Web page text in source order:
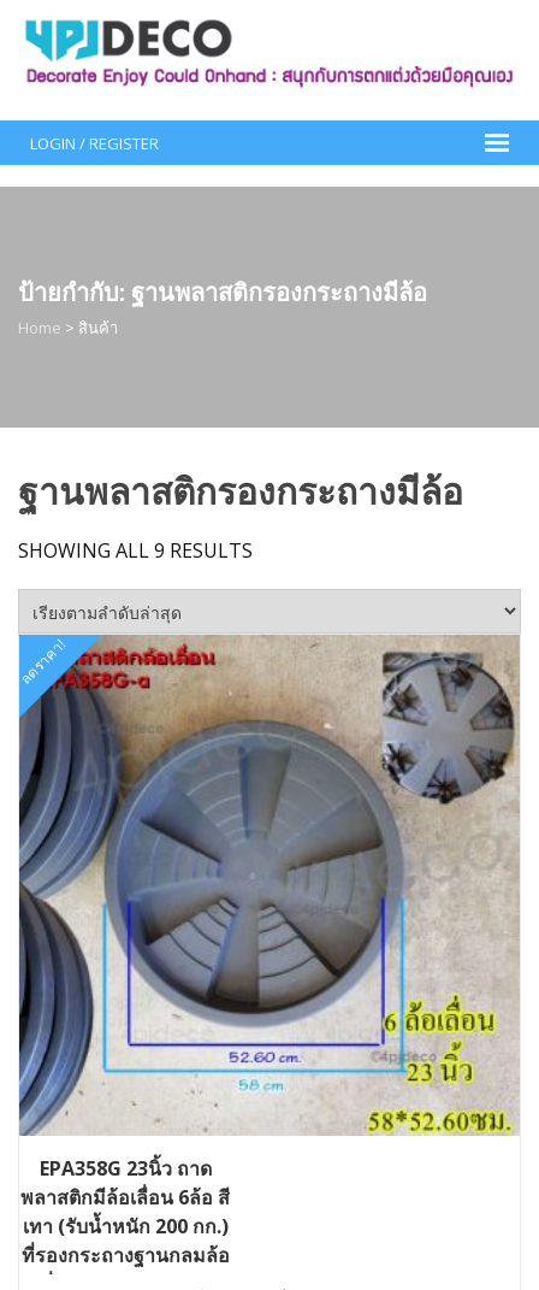
content
LOGIN / REGISTER
ป้ายกำกับ: ฐานพลาสติกรองกระถางมีล้อ
Home > สินค้า
ฐานพลาสติกรองกระถางมีล้อ
SHOWING ALL 9 RESULTS
ลดราคา!
EPA358G 23นิ้ว ถาด
พลาสติกมีล้อเลื่อน 6ล้อ สี
เทา (รับน้ำหนัก 200 กก.)
ที่รองกระถางฐานกลมล้อ
เลื่อน #GD-EPA358G